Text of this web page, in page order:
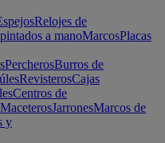
Relojes de
a manoMarcosPlacas
PercherosBurros de
RevisterosCajas
Centros de
MaceterosJarronesMarcos de
y